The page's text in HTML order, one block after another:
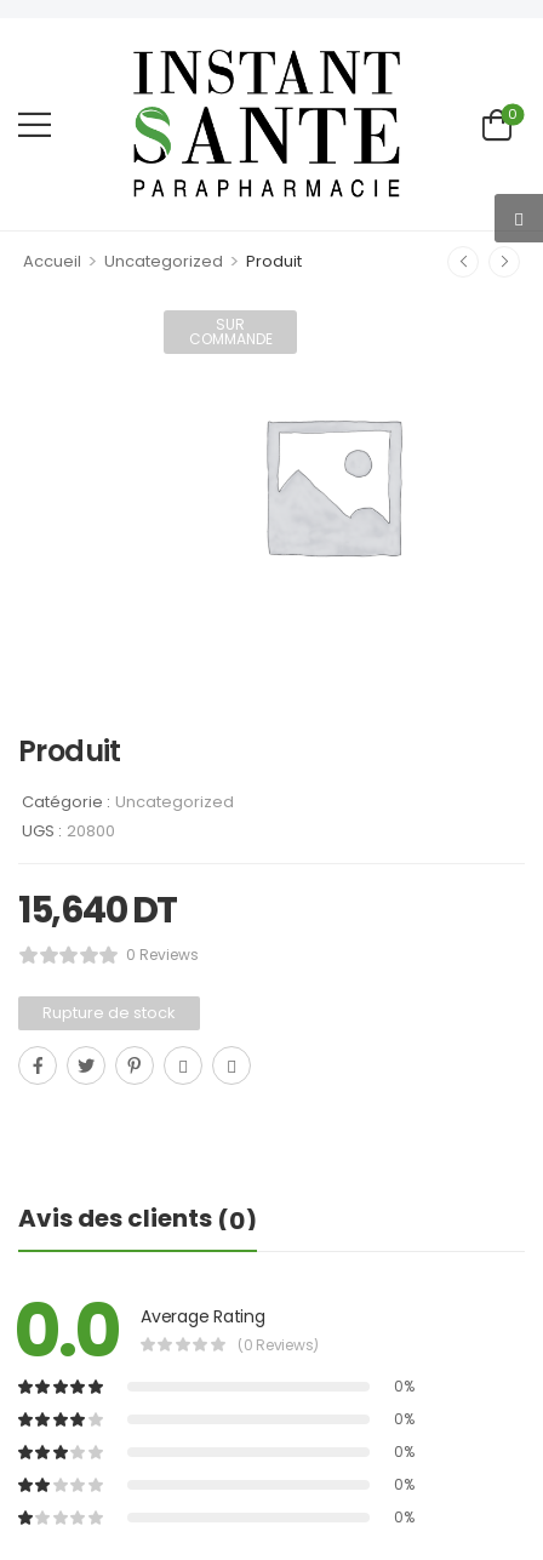
0
Accueil > Uncategorized > Produit
SUR
COMMANDE
Produit
Catégorie : Uncategorized
UGS : 20800
15,640DT
0 Reviews
Rupture de stock
Avis des clients (0)
0.0 Average Rating
(0 Reviews)
0%
0%
0%
0%
0%